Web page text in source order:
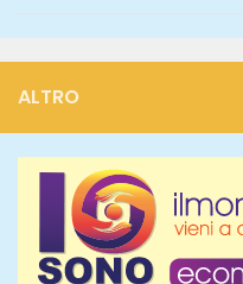
ALTRO